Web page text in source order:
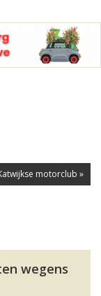
motorclub »
wegens